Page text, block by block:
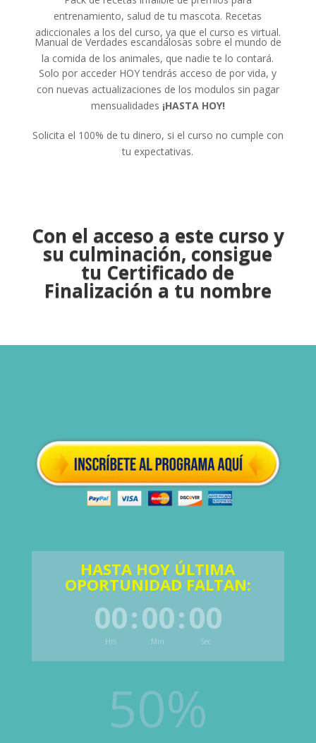
entrenamiento, salud de tu mascota. Recetas
adiccionales a los del curso, ya que el curso es virtual.
Manual de Verdades escandalosas sobre el mundo de
la comida de los animales, que nadie te lo contará.
Solo por acceder HOY tendrás acceso de por vida, y
con nuevas actualizaciones de los modulos sin pagar
mensualidades ¡HASTA HOY!
Solicita el 100% de tu dinero, si el curso no cumple con
tu expectativas.
Con el acceso a este curso y
su culminación, consigue
tu Certificado de
Finalización a tu nombre
HASTA HOY ÚLTIMA
OPORTUNIDAD FALTAN:
00
Hrs
:00
Min
:00
Sec
50%